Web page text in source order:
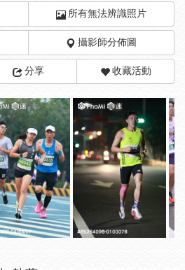
所有無法辨識照片
攝影師分佈圖
分享 收藏活動